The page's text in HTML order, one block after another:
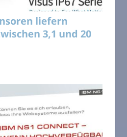
liefern
3,1 und 20